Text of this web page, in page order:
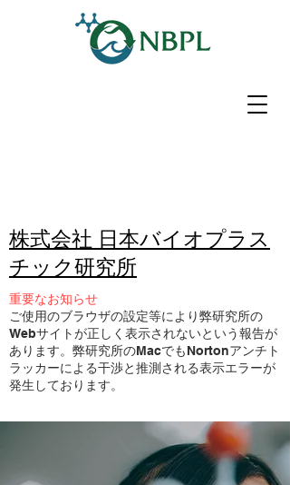
株式会社 日本バイオプラス
チック研究所
重要なお知らせ
​ご使用のブラウザの設定等により弊研究所の
Webサイトが正しく表示されないという報告が
あります。弊研究所のMacでもNortonアンチト
ラッカーによる干渉と推測される表示エラーが
発生しております。